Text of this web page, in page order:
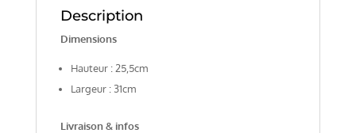
Description
Dimensions
Hauteur : 25,5cm
Largeur : 31cm
Livraison & infos